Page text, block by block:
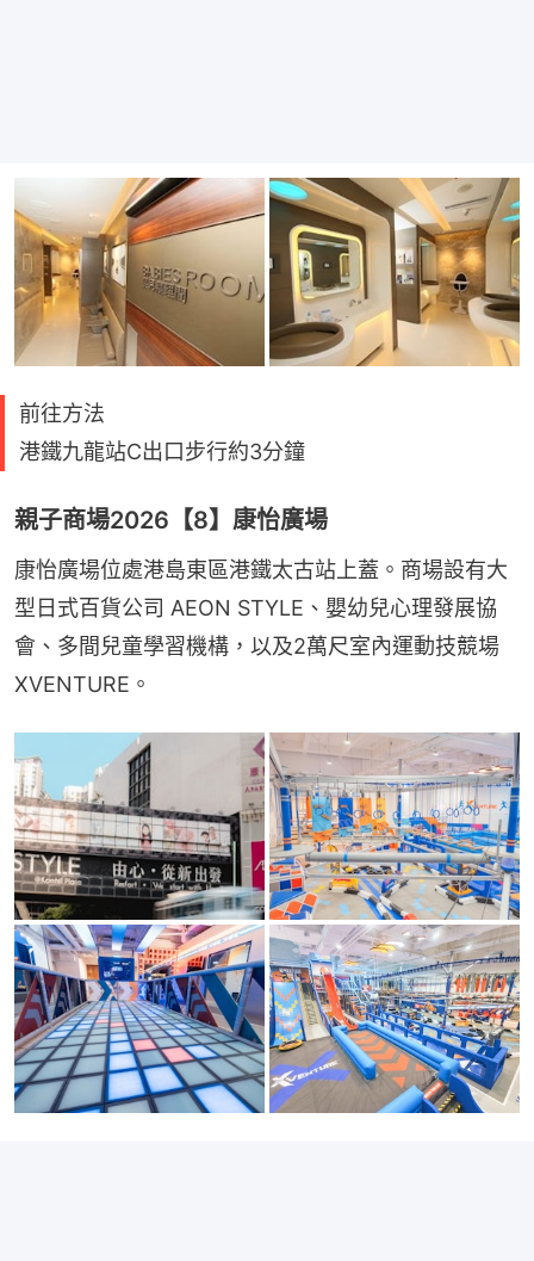
前往方法
港鐵九龍站C出口步行約3分鐘
親子商場2026【8】康怡廣場
康怡廣場位處港島東區港鐵太古站上蓋。商場設有大
型日式百貨公司 AEON STYLE、嬰幼兒心理發展協
會、多間兒童學習機構，以及2萬尺室內運動技競場
XVENTURE。